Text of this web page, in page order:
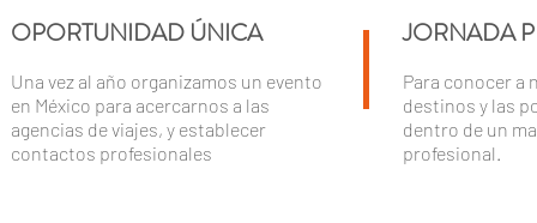
OPORTUNIDAD ÚNICA
Una vez al año organizamos un evento
en México para acercarnos a las
agencias de viajes, y establecer
contactos profesionales
JORNADA
Para conocer a
destinos y las
dentro de un
profesional.